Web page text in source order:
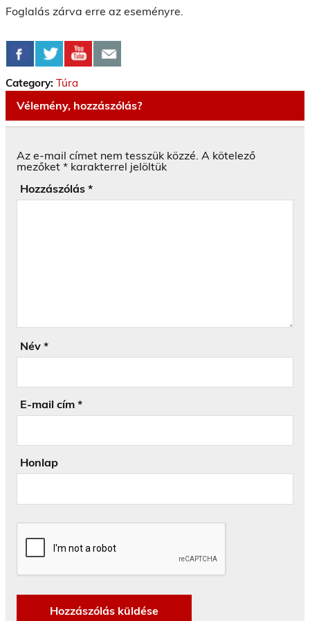
Foglalás zárva erre az eseményre.
Category: Túra
Vélemény, hozzászólás?
Az e-mail címet nem tesszük közzé. A kötelező
mezőket * karakterrel jelöltük
Hozzászólás *
Név *
E-mail cím *
Honlap